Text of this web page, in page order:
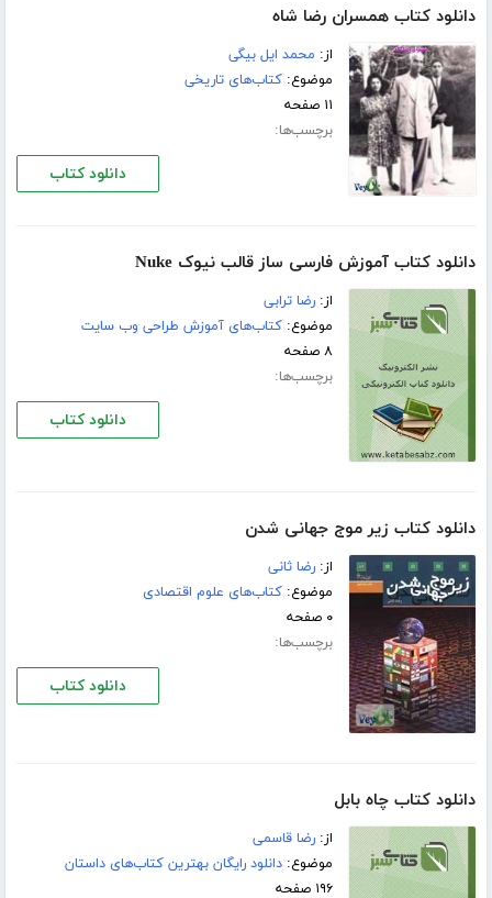
دانلود کتاب همسران رضا شاه
از: محمد ایل بیگی
موضوع:کتاب‌های تاریخی
۱۱ صفحه
برچسب‌ها:
دانلود کتاب
دانلود کتاب آموزش فارسی ساز قالب نیوک Nuke
از:رضا ترابی
موضوع:کتاب‌های آموزش طراحی وب سایت
۸ صفحه
برچسب‌ها:
دانلود کتاب
دانلود کتاب زیر موج‌ جهانی شدن‌
از:رضا ثانی‌
موضوع:کتاب‌های علوم اقتصادی
۰ صفحه
برچسب‌ها:
دانلود کتاب
دانلود کتاب چاه بابل
از:رضا قاسمی
موضوع:دانلود رایگان بهترین کتاب‌های داستان
۱۹۶ صفحه